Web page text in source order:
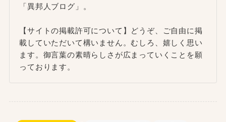
「異邦人ブログ」。
【サイトの掲載許可について】どうぞ、ご自由に掲
載していただいて構いません。むしろ、嬉しく思い
ます。御言葉の素晴らしさが広まっていくことを願
っております。